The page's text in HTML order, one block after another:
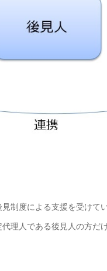
制度による支援を受けて
理人である後見人の方だ